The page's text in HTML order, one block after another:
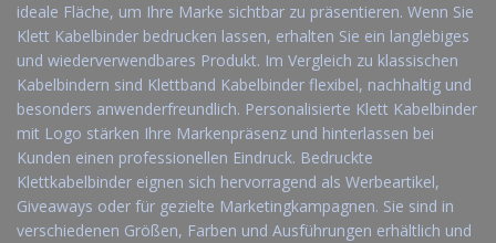
ideale Fläche, um Ihre Marke sichtbar zu präsentieren. Wenn Sie
Klett Kabelbinder bedrucken lassen, erhalten Sie ein langlebiges
und wiederverwendbares Produkt. Im Vergleich zu klassischen
Kabelbindern sind Klettband Kabelbinder flexibel, nachhaltig und
besonders anwenderfreundlich. Personalisierte Klett Kabelbinder
mit Logo stärken Ihre Markenpräsenz und hinterlassen bei
Kunden einen professionellen Eindruck. Bedruckte
Klettkabelbinder eignen sich hervorragend als Werbeartikel,
Giveaways oder für gezielte Marketingkampagnen. Sie sind in
verschiedenen Größen, Farben und Ausführungen erhältlich und